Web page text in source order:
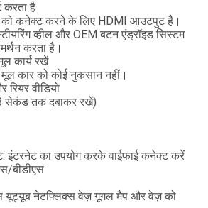
करता है
कनेक्ट करने के लिए HDMI आउटपुट है।
व्हील और OEM बटन एंड्रॉइड सिस्टम
करता है।
कार्य रखें
मूल कार को कोई नुकसान नहीं।
वीडियो
सेकंड तक दबाकर रखें)
इंटरनेट का उपयोग करके वाईफाई कनेक्ट करें
बीडीएस
यूट्यूब नेटफ्लिक्स वेज़ गूगल मैप और वेज़ को